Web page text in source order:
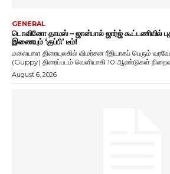
GENERAL
டொவினோ தாமஸ் – ஜான்பால் ஜார்ஜ் கூட்டணியில்
இணையும் ‘குப்பி’ டீம்!
மலையாள திரையுலகில் விமர்சன ரீதியாகப் பெரும்
(Guppy) திரைப்படம் வெளியாகி 10 ஆண்டுகள்
August 6, 2026